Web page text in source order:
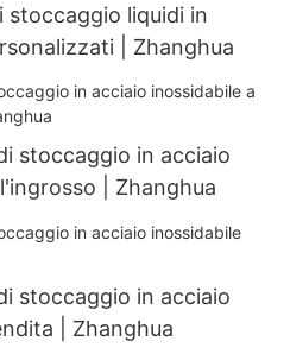
stoccaggio liquidi in
| Zhanghua
stoccaggio in acciaio
| Zhanghua
stoccaggio in acciaio
| Zhanghua